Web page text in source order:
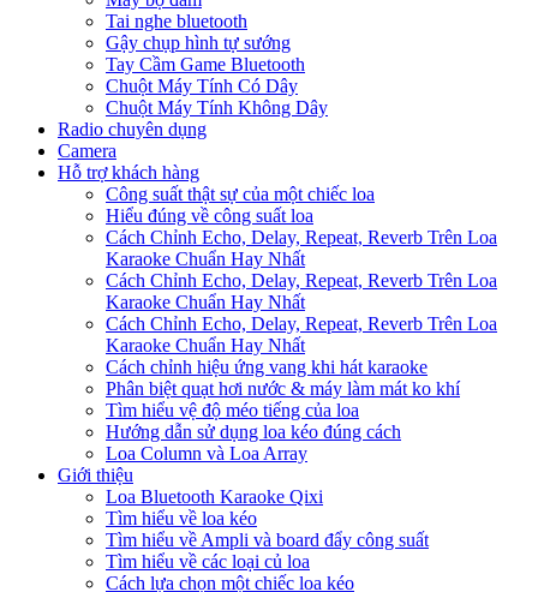
Tai nghe bluetooth
Gậy chụp hình tự sướng
Tay Cầm Game Bluetooth
Chuột Máy Tính Có Dây
Chuột Máy Tính Không Dây
Radio chuyên dụng
Camera
Hỗ trợ khách hàng
Công suất thật sự của một chiếc loa
Hiểu đúng về công suất loa
Cách Chỉnh Echo, Delay, Repeat, Reverb Trên Loa
Karaoke Chuẩn Hay Nhất
Cách Chỉnh Echo, Delay, Repeat, Reverb Trên Loa
Karaoke Chuẩn Hay Nhất
Cách Chỉnh Echo, Delay, Repeat, Reverb Trên Loa
Karaoke Chuẩn Hay Nhất
Cách chỉnh hiệu ứng vang khi hát karaoke
Phân biệt quạt hơi nước & máy làm mát ko khí
Tìm hiểu vệ độ méo tiếng của loa
Hướng dẫn sử dụng loa kéo đúng cách
Loa Column và Loa Array
Giới thiệu
Loa Bluetooth Karaoke Qixi
Tìm hiểu về loa kéo
Tìm hiểu về Ampli và board đẩy công suất
Tìm hiểu về các loại củ loa
Cách lựa chọn một chiếc loa kéo